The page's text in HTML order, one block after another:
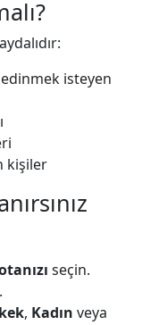
isteyen
kişiler
seçin.
, Kadın veya